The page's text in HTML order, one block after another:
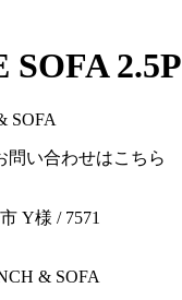
SOFA 2.5P
SOFA
問い合わせはこちら
Y様 / 7571
& SOFA